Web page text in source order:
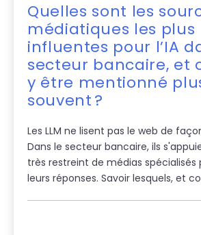
Quelles sont les
médiatiques les plus
influentes pour l’IA
secteur bancaire, et
y être mentionné
souvent ?
Les LLM ne lisent pas le web de
Dans le secteur bancaire, ils
très restreint de médias spécialisés
leurs réponses. Savoir lesquels, et